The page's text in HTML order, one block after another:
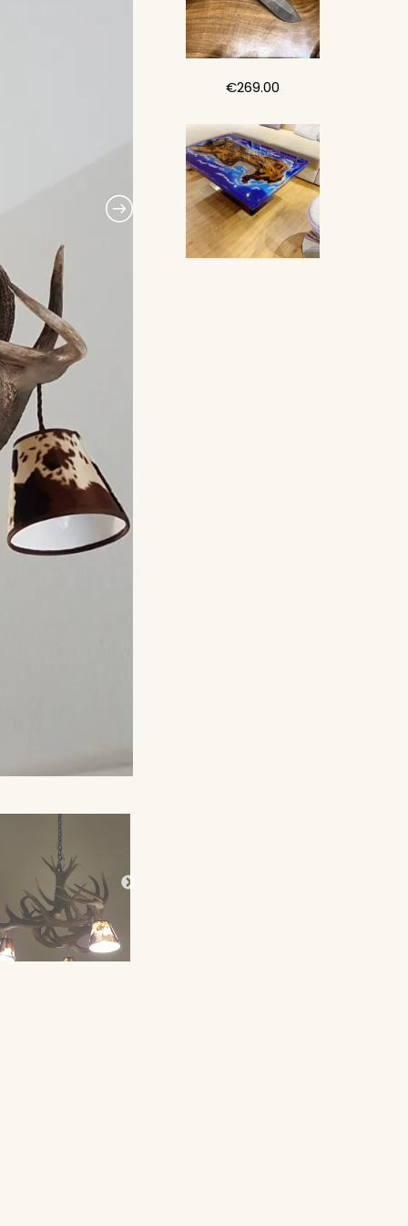
producten
€269.00